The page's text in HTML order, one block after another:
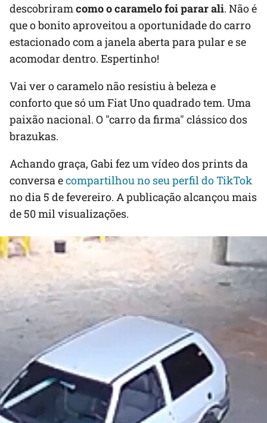
descobriramcomo o caramelo foi parar ali. Não é
que o bonito aproveitou a oportunidade do carro
estacionado com a janela aberta para pular e se
acomodar dentro. Espertinho!
Vai ver o caramelo não resistiu à beleza e
conforto que só um Fiat Uno quadrado tem. Uma
paixão nacional. O "carro da firma" clássico dos
brazukas.
Achando graça, Gabi fez um vídeo dos prints da
conversa ecompartilhou no seu perfil do TikTok
no dia 5 de fevereiro. A publicação alcançou mais
de 50 mil visualizações.